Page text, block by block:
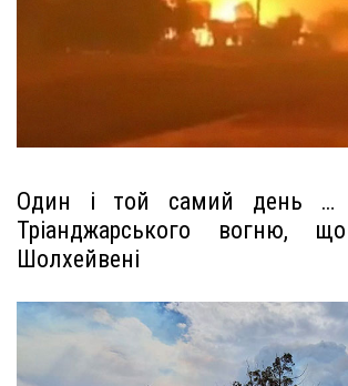
Один і той самий день …
Тріанджарського вогню,
Шолхейвені